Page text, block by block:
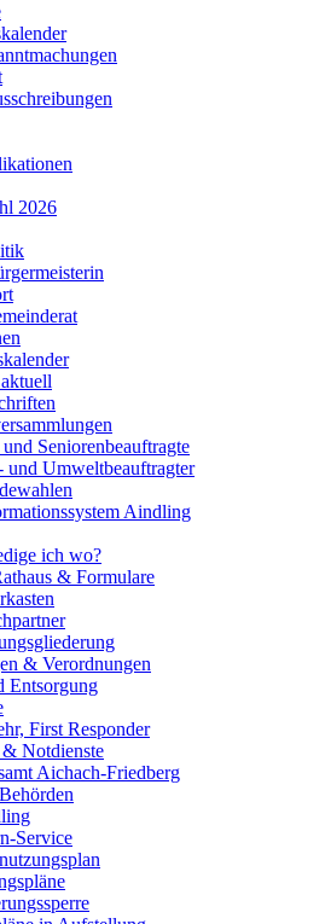
2026
Seniorenbeauftragte
und Umweltbeauftragter
Aindling
ich wo?
& Formulare
& Verordnungen
Entsorgung
First Responder
Notdienste
Aichach-Friedberg
Service